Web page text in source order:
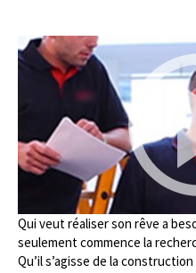
Qui veut réaliser son rêve a
seulement commence la
Qu’il s’agisse de la